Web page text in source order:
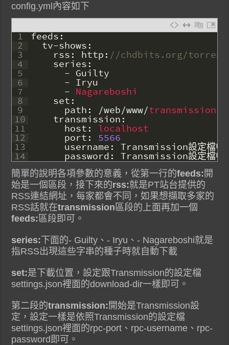
config.yml內容如下
1
2
3
4
5
6
7
8
9
10
11
12
13
14
feeds:
tv-shows:
rss: http: //chdbits.org/
series:
- Guilty
- Iryu
- Nagareboshi
set:
path: /web/www/transmission
transmission:
host: localhost
port: 5566
username: Transmission設定檔中
password: Transmission設定檔中
簡單的說明各項參數的意義，從第一行的feeds: 開
始是一個區段，接下來的rss:就是PT站台提供的
RSS連結網址，每家都會不同，如果想擷取多家的
RSS話就在transmission區段的上面再加一個
feeds:區段即可。
series:下面的- Guilty、- Iryu、- Nagareboshi就是
指RSS出現這些字串的種子時就自動下載
set:是下載位置，設定跟Transmission的設定檔
settings.json裡面的download-dir一樣即可。
第二段的transmission: 開始是Transmission設
定，設定一樣是依照Transmission的設定檔
settings.json裡面的rpc-port、rpc-username、rpc-
password即可。